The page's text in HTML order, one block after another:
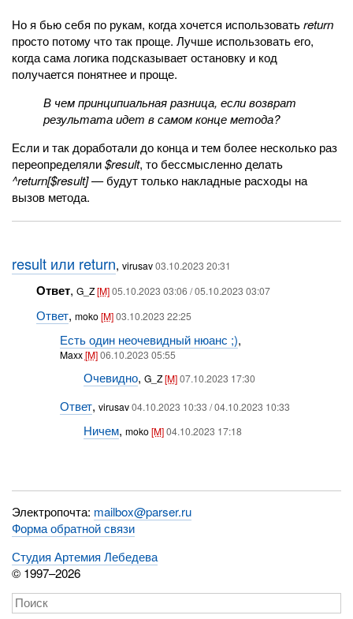
Но я бью себя по рукам, когда хочется использоватьreturn
просто потому что так проще. Лучше использовать его,
когда сама логика подсказывает остановку и код
получается понятнее и проще.
В чем принципиальная разница, если возврат
результата идет в самом конце метода?
Если и так доработали до конца и тем более несколько раз
переопределяли$result, то бессмысленно делать
^return[$result]— будут только накладные расходы на
вызов метода.
result или return,virusav03.10.2023 20:31
Ответ, G_Z[M] 05.10.2023 03:06 / 05.10.2023 03:07
Ответ, moko[M] 03.10.2023 22:25
Есть один неочевидный нюанс ;),
Maxx[M]06.10.2023 05:55
Очевидно,G_Z[M]07.10.2023 17:30
Ответ, virusav04.10.2023 10:33 / 04.10.2023 10:33
Ничем,moko[M]04.10.2023 17:18
Электропочта: mailbox@parser.ru
Форма обратной связи
Студия Артемия Лебедева
© 1997–2026